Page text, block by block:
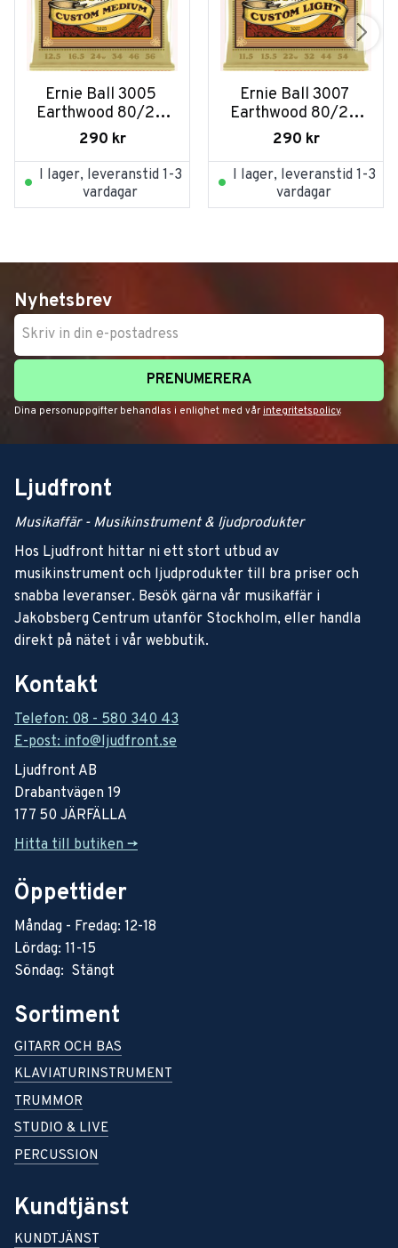
Ernie Ball 3005
Earthwood 80/20
Bronze 0125-056 3-
290 kr
I lager, leveranstid 1-3
vardagar
Ernie Ball 3007
Earthwood 80/20
Bronze 0115-054 3-
290 kr
I lager, leveranstid 1-3
vardagar
Nyhetsbrev
PRENUMERERA
Dina personuppgifter behandlas i enlighet med vår integritetspolicy.
Ljudfront
Musikaffär - Musikinstrument & ljudprodukter
Hos Ljudfront hittar ni ett stort utbud av
musikinstrument och ljudprodukter till bra priser och
snabba leveranser. Besök gärna vår musikaffär i
Jakobsberg Centrum utanför Stockholm, eller handla
direkt på nätet i vår webbutik.
Kontakt
Telefon: 08 - 580 340 43
E-post: info@ljudfront.se
Ljudfront AB
Drabantvägen 19
177 50 JÄRFÄLLA
Hitta till butiken ->
Öppettider
Måndag - Fredag: 12-18
Lördag: 11-15
Söndag: Stängt
Sortiment
GITARR OCH BAS
KLAVIATURINSTRUMENT
TRUMMOR
STUDIO & LIVE
PERCUSSION
Kundtjänst
KUNDTJÄNST